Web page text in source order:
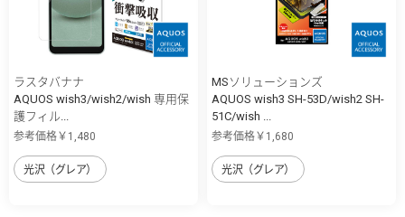
ラスタバナナ
AQUOS wish3/wish2/wish 専用保
護フィル...
参考価格￥1,480
光沢（グレア）
MSソリューションズ
AQUOS wish3 SH-53D/wish2 SH-
51C/wish ...
参考価格￥1,680
光沢（グレア）